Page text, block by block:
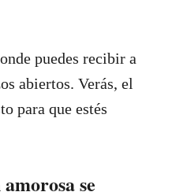
puedes recibir a
abiertos. Verás, el
para que estés
se